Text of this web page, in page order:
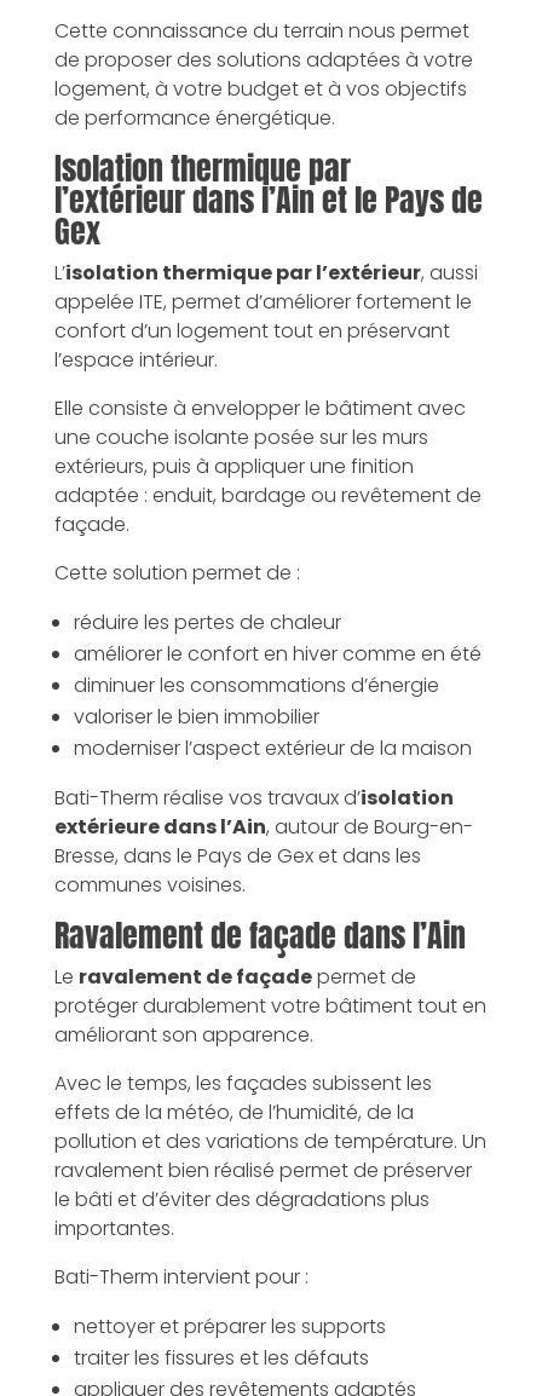
Cette connaissance du terrain nous permet
de proposer des solutions adaptées à votre
logement, à votre budget et à vos objectifs
de performance énergétique.
Isolation thermique par
l’extérieur dans l’Ain et le Pays de
Gex
L’isolation thermique par l’extérieur, aussi
appelée ITE, permet d’améliorer fortement le
confort d’un logement tout en préservant
l’espace intérieur.
Elle consiste à envelopper le bâtiment avec
une couche isolante posée sur les murs
extérieurs, puis à appliquer une finition
adaptée : enduit, bardage ou revêtement de
façade.
Cette solution permet de :
réduire les pertes de chaleur
améliorer le confort en hiver comme en été
diminuer les consommations d’énergie
valoriser le bien immobilier
moderniser l’aspect extérieur de la maison
Bati-Therm réalise vos travaux d’isolation
extérieure dans l’Ain, autour de Bourg-en-
Bresse, dans le Pays de Gex et dans les
communes voisines.
Ravalement de façade dans l’Ain
Le ravalement de façadepermet de
protéger durablement votre bâtiment tout en
améliorant son apparence.
Avec le temps, les façades subissent les
effets de la météo, de l’humidité, de la
pollution et des variations de température. Un
ravalement bien réalisé permet de préserver
le bâti et d’éviter des dégradations plus
importantes.
Bati-Therm intervient pour :
nettoyer et préparer les supports
traiter les fissures et les défauts
appliquer des revêtements adaptés